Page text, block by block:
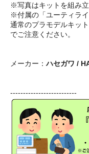
※写真はキットを組み
※付属の「ユーティラ
通常のプラモデルキッ
でご注意ください。
メーカー：ハセガワ /
--------------------------